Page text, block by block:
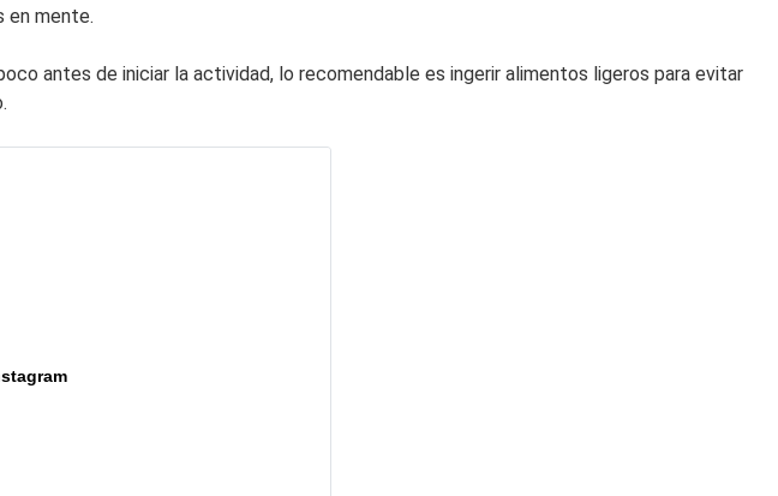
en mente.
antes de iniciar la actividad, lo recomendable es ingerir alimentos ligeros para evitar